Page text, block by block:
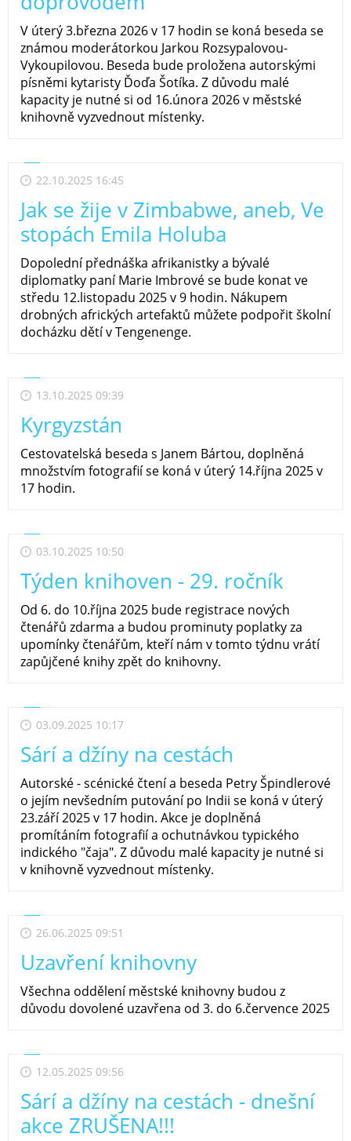
V úterý 3.března 2026 v 17 hodin se koná beseda se
známou moderátorkou Jarkou Rozsypalovou-
Vykoupilovou. Beseda bude proložena autorskými
písněmi kytaristy Ďoďa Šotíka. Z důvodu malé
kapacity je nutné si od 16.února 2026 v městské
knihovně vyzvednout místenky.
22.10.2025 16:45
Jak se žije v Zimbabwe, aneb, Ve
stopách Emila Holuba
Dopolední přednáška afrikanistky a bývalé
diplomatky paní Marie Imbrové se bude konat ve
středu 12.listopadu 2025 v 9 hodin. Nákupem
drobných afrických artefaktů můžete podpořit školní
docházku dětí v Tengenenge.
13.10.2025 09:39
Kyrgyzstán
Cestovatelská beseda s Janem Bártou, doplněná
množstvím fotografií se koná v úterý 14.října 2025 v
17 hodin.
03.10.2025 10:50
Týden knihoven - 29. ročník
Od 6. do 10.října 2025 bude registrace nových
čtenářů zdarma a budou prominuty poplatky za
upomínky čtenářům, kteří nám v tomto týdnu vrátí
zapůjčené knihy zpět do knihovny.
03.09.2025 10:17
Sárí a džíny na cestách
Autorské - scénické čtení a beseda Petry Špindlerové
o jejím nevšedním putování po Indii se koná v úterý
23.září 2025 v 17 hodin. Akce je doplněná
promítáním fotografií a ochutnávkou typického
indického "čaja". Z důvodu malé kapacity je nutné si
v knihovně vyzvednout místenky.
26.06.2025 09:51
Uzavření knihovny
Všechna oddělení městské knihovny budou z
důvodu dovolené uzavřena od 3. do 6.července 2025
12.05.2025 09:56
Sárí a džíny na cestách - dnešní
akce ZRUŠENA!!!